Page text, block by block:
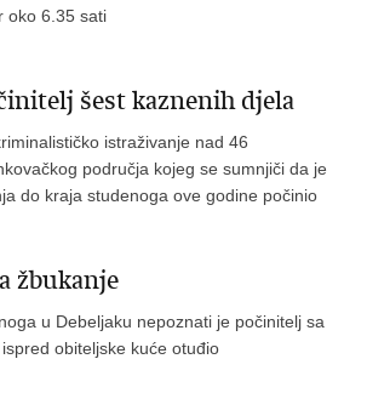
oko 6.35 sati
šest kaznenih djela
istraživanje nad 46
područja kojeg se sumnjiči da je
do kraja studenoga ove godine počinio
žbukanje
u Debeljaku nepoznati je počinitelj sa
obiteljske kuće otuđio